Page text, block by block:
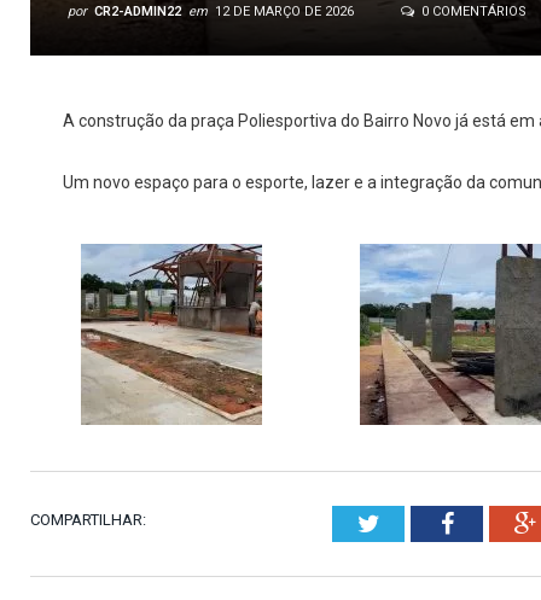
por CR2-ADMIN22 em 12 DE MARÇO DE 2026 0 COMENTÁRIOS
A construção da praça Poliesportiva do Bairro Novo já está
Um novo espaço para o esporte, lazer e a integração da
COMPARTILHAR: Twitter